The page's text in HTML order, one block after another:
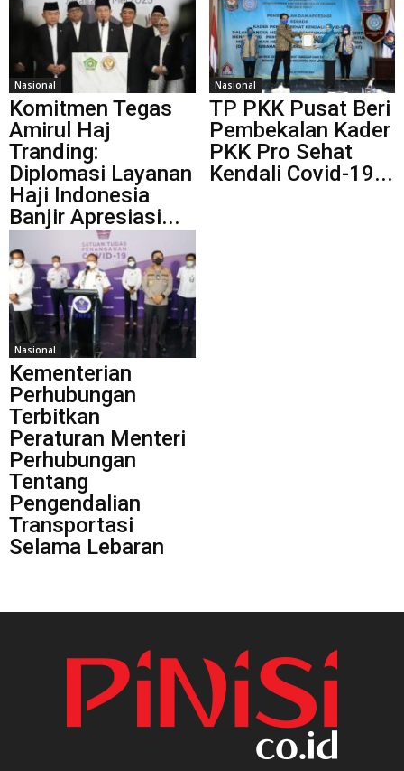
Nasional
Komitmen Tegas
Amirul Haj
Tranding:
Diplomasi Layanan
Haji Indonesia
Banjir Apresiasi...
Nasional
TP PKK Pusat Beri
Pembekalan Kader
PKK Pro Sehat
Kendali Covid-19...
Nasional
Kementerian
Perhubungan
Terbitkan
Peraturan Menteri
Perhubungan
Tentang
Pengendalian
Transportasi
Selama Lebaran